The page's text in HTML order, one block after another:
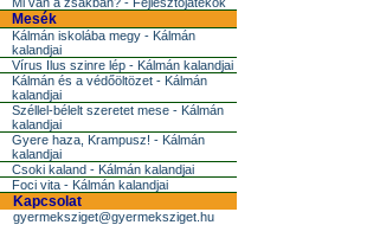
Mesék
Kálmán iskolába megy - Kálmán
kalandjai
Vírus Ilus szinre lép - Kálmán kalandjai
Kálmán és a védőöltözet - Kálmán
kalandjai
Széllel-bélelt szeretet mese - Kálmán
kalandjai
Gyere haza, Krampusz! - Kálmán
kalandjai
Csoki kaland - Kálmán kalandjai
Foci vita - Kálmán kalandjai
Kapcsolat
gyermeksziget@gyermeksziget.hu